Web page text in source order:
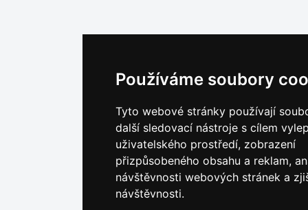
Používáme soubory
Tyto webové stránky používají
další sledovací nástroje s cílem
uživatelského prostředí, zobrazení
přizpůsobeného obsahu a reklam,
návštěvnosti webových stránek a
návštěvnosti.